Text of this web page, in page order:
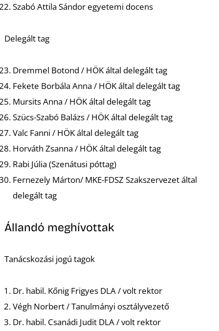
Szabó Attila Sándor egyetemi docens
Delegált tag
Dremmel Botond / HÖK által delegált tag
Fekete Borbála Anna / HÖK által delegált tag
Mursits Anna / HÖK által delegált tag
Szücs-Szabó Balázs / HÖK által delegált tag
Valc Fanni / HÖK által delegált tag
Horváth Zsanna / HÖK által delegált tag
Rabi Júlia (Szenátusi póttag)
Fernezely Márton/ MKE-FDSZ Szakszervezet által
delegált tag
Állandó meghívottak
Tanácskozási jogú tagok
Dr. habil. Kőnig Frigyes DLA / volt rektor
Végh Norbert / Tanulmányi osztályvezető
Dr. habil. Csanádi Judit DLA / volt rektor